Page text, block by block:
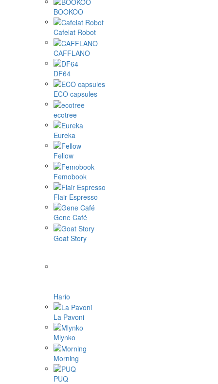
BOOKOO
Cafelat Robot
CAFFLANO
DF64
ECO capsules
ecotree
Eureka
Fellow
Femobook
Flair Espresso
Gene Café
Goat Story
Hario
La Pavoni
Mlynko
Morning
PUQ